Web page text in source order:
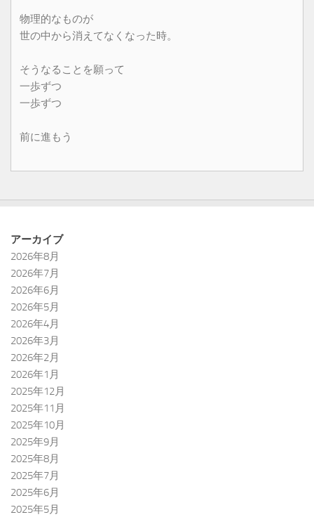
物理的なものが
世の中から消えてなくなった時。
そうなることを願って
一歩ずつ
一歩ずつ
前に進もう
アーカイブ
2026年8月
2026年7月
2026年6月
2026年5月
2026年4月
2026年3月
2026年2月
2026年1月
2025年12月
2025年11月
2025年10月
2025年9月
2025年8月
2025年7月
2025年6月
2025年5月